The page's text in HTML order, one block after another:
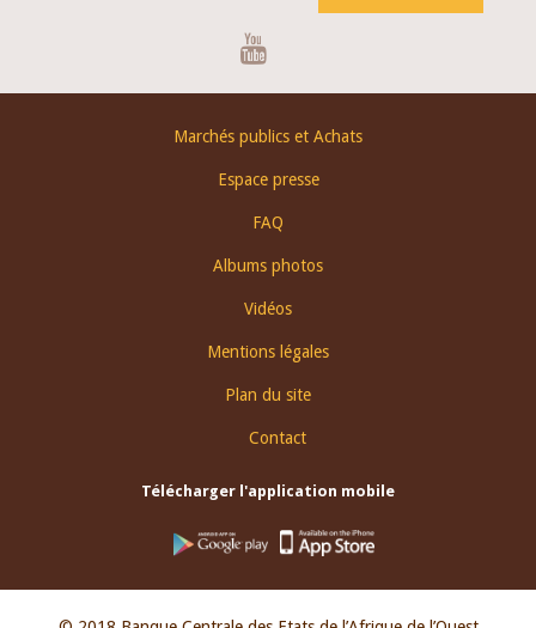
Marchés publics et Achats
Espace presse
FAQ
Albums photos
Vidéos
Mentions légales
Plan du site
Contact
Télécharger l'application mobile